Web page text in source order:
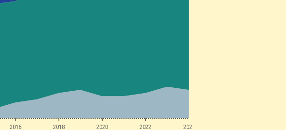
2016 2018 2020 2022 2024